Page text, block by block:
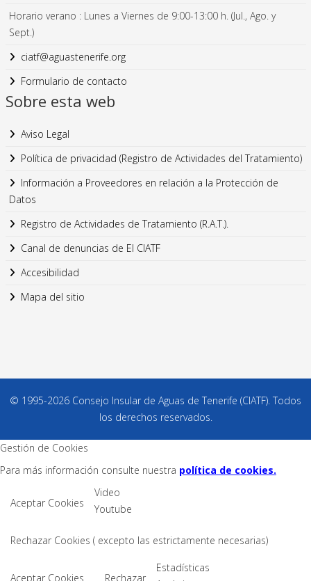
Horario verano : Lunes a Viernes de 9:00-13:00 h. (Jul., Ago. y
Sept.)
ciatf@aguastenerife.org
Formulario de contacto
Sobre esta web
Aviso Legal
Política de privacidad (Registro de Actividades del Tratamiento)
Información a Proveedores en relación a la Protección de
Datos
Registro de Actividades de Tratamiento (R.A.T.).
Canal de denuncias de El CIATF
Accesibilidad
Mapa del sitio
© 1995-2026 Consejo Insular de Aguas de Tenerife (CIATF). Todos
los derechos reservados.
Gestión de Cookies
Para más información consulte nuestra política de cookies.
Aceptar Cookies
Rechazar Cookies ( excepto las estrictamente necesarias)
Video
Youtube
Aceptar Cookies Rechazar
Estadísticas